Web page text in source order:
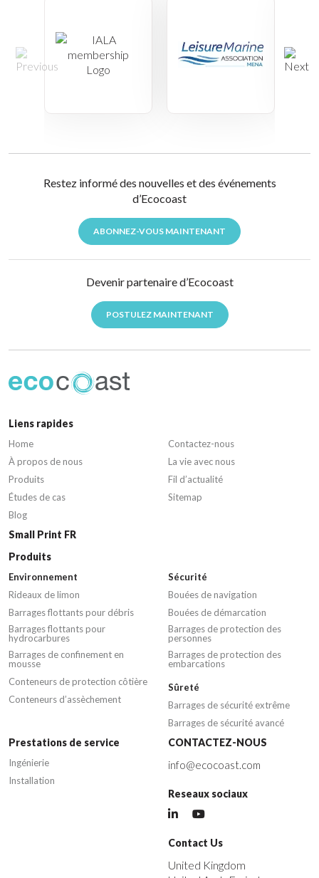
Restez informé des nouvelles et des événements
d’Ecocoast
ABONNEZ-VOUS MAINTENANT
Devenir partenaire d’Ecocoast
POSTULEZ MAINTENANT
Liens rapides
Home
À propos de nous
Produits
Études de cas
Blog
Contactez-nous
La vie avec nous
Fil d’actualité
Sitemap
Small Print FR
Produits
Environnement
Rideaux de limon
Barrages flottants pour débris
Barrages flottants pour
hydrocarbures
Barrages de confinement en
mousse
Conteneurs de protection côtière
Conteneurs d’assèchement
Sécurité
Bouées de navigation
Bouées de démarcation
Barrages de protection des
personnes
Barrages de protection des
embarcations
Sûreté
Barrages de sécurité extrême
Barrages de sécurité avancé
Prestations de service
Ingénierie
Installation
CONTACTEZ-NOUS
info@ecocoast.com
Reseaux sociaux
Contact Us
United Kingdom